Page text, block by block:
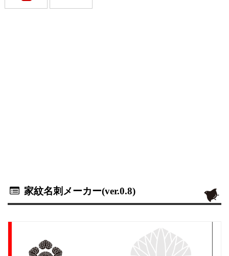
家紋名刺メーカー(ver.0.8)